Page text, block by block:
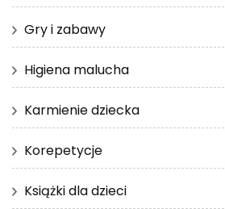
Gry i zabawy
Higiena malucha
Karmienie dziecka
Korepetycje
Książki dla dzieci